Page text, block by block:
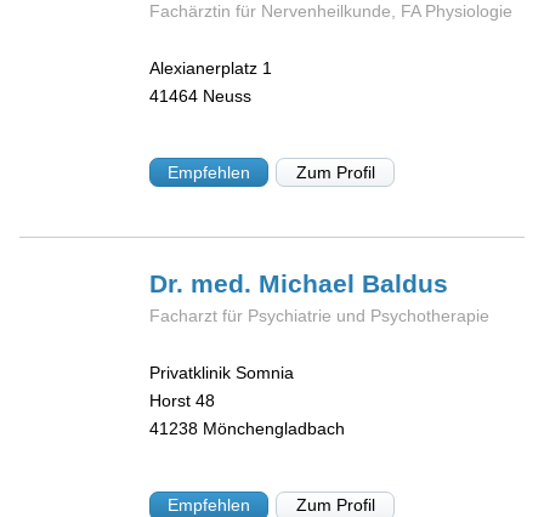
Fachärztin für Nervenheilkunde, FA Physiologie
Alexianerplatz 1
41464 Neuss
Empfehlen Zum Profil
Dr. med. Michael Baldus
Facharzt für Psychiatrie und Psychotherapie
Privatklinik Somnia
Horst 48
41238 Mönchengladbach
Empfehlen Zum Profil